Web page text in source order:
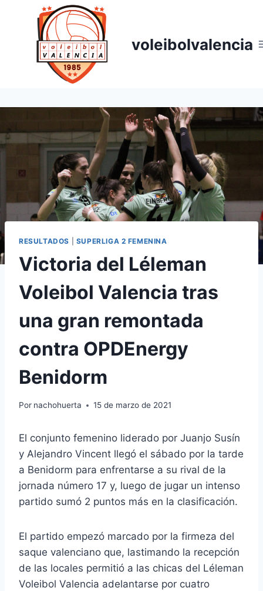
voleibolvalencia
RESULTADOS SUPERLIGA 2 FEMENINA
Victoria del Léleman
Voleibol Valencia tras
una gran remontada
contra OPDEnergy
Benidorm
Por nachohuerta 15 de marzo de 2021
El conjunto femenino liderado por Juanjo Susín
y Alejandro Vincent llegó el sábado por la tarde
a Benidorm para enfrentarse a su rival de la
jornada número 17 y, luego de jugar un intenso
partido sumó 2 puntos más en la clasificación.
El partido empezó marcado por la firmeza del
saque valenciano que, lastimando la recepción
de las locales permitió a las chicas del Léleman
Voleibol Valencia adelantarse por cuatro